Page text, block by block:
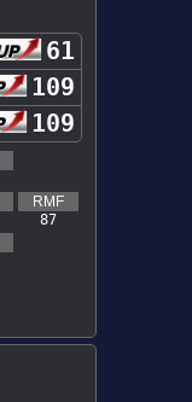
61
109
109
RMF
87